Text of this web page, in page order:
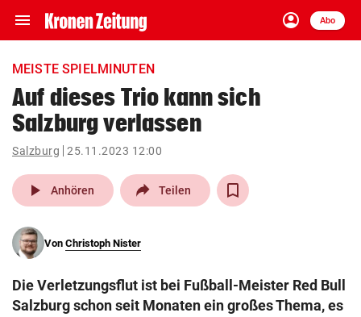
menu Navigation
ein-/ausklappen
account_circle
Anmelden
Abo
close Schließen
account_circle Anmelden
pin_drop
Wien arrow_right
search
eingeben
MEISTE SPIELMINUTEN
Auf dieses Trio kann sich
Salzburg verlassen
Salzburg 25.11.2023 12:00
play_arrow Anhören Teilen
Von Christoph Nister
Die Verletzungsflut ist bei Fußball-Meister Red Bull
Salzburg schon seit Monaten ein großes Thema, es